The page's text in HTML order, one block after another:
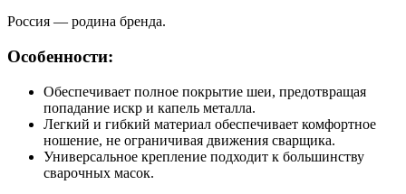
Россия — родина бренда.
Особенности:
Обеспечивает полное покрытие шеи, предотвращая
попадание искр и капель металла.
Легкий и гибкий материал обеспечивает комфортное
ношение, не ограничивая движения сварщика.
Универсальное крепление подходит к большинству
сварочных масок.